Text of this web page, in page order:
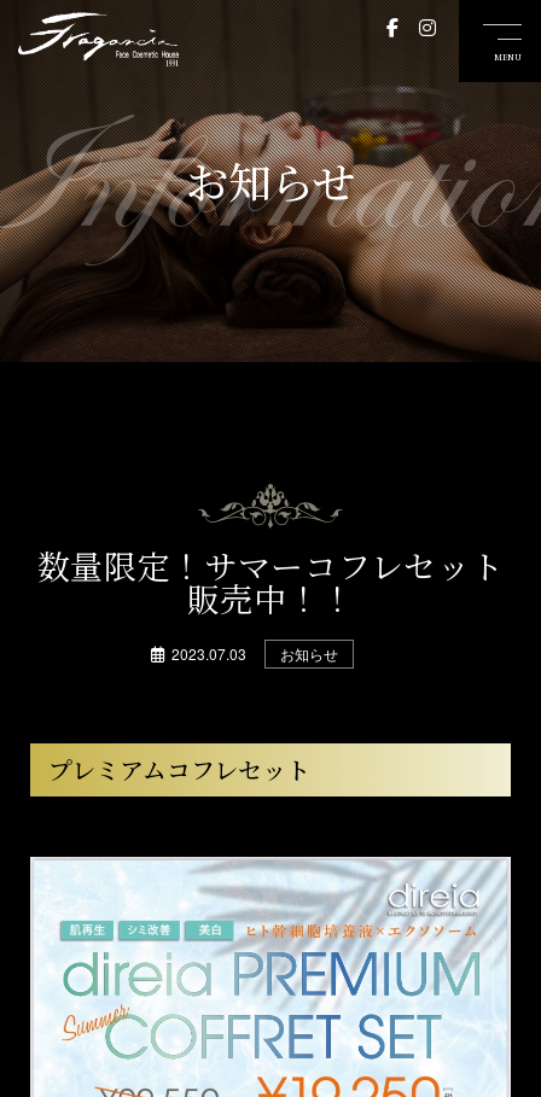
お知らせ
数量限定！サマーコフレセット
販売中！！
2023.07.03 お知らせ
プレミアムコフレセット